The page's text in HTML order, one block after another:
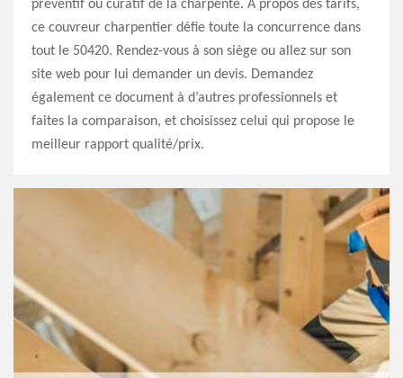
préventif ou curatif de la charpente. À propos des tarifs,
ce couvreur charpentier défie toute la concurrence dans
tout le 50420. Rendez-vous à son siège ou allez sur son
site web pour lui demander un devis. Demandez
également ce document à d’autres professionnels et
faites la comparaison, et choisissez celui qui propose le
meilleur rapport qualité/prix.